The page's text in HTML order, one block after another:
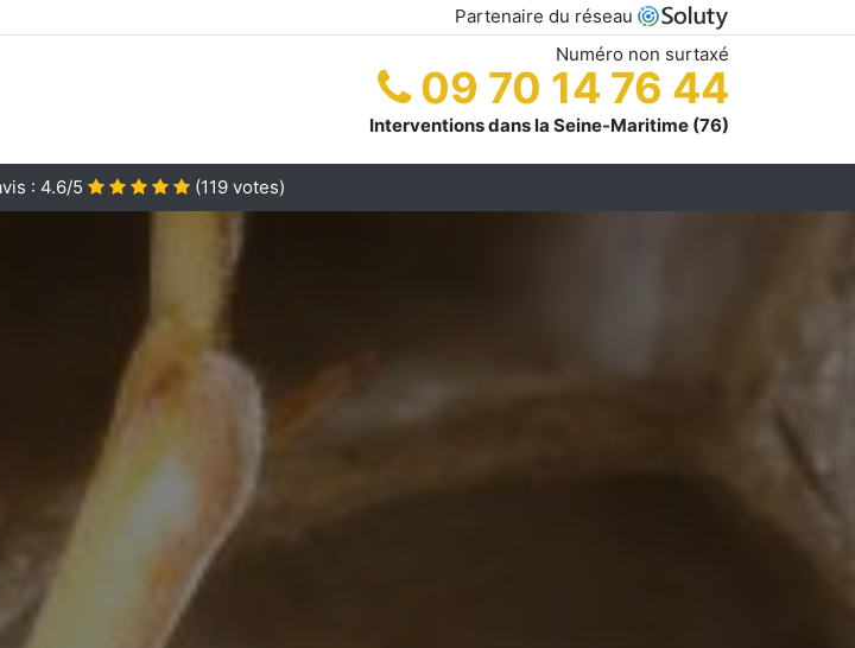
Partenaire du réseau
Numéro non surtaxé
09 70 14 76 44
Interventions dans la Seine-Maritime (76)
: 4.6/5 (119 votes)